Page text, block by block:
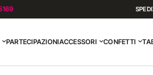
PARTECIPAZIONIACCESSORI CONFETTI